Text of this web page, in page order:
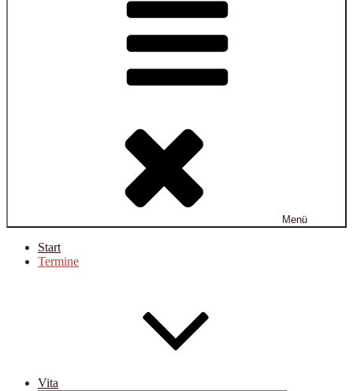
Menü
Start
Termine
Vita